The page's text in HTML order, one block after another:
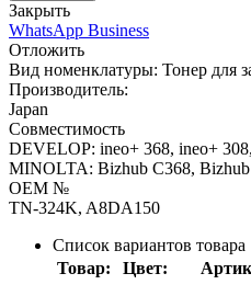
Закрыть
WhatsApp Business
Отложить
Вид номенклатуры: Тонер для
Производитель:
Japan
Совместимость
DEVELOP: ineo+ 368, ineo+
MINOLTA: Bizhub C368,
OEM №
TN-324K, A8DA150
Список вариантов товара
Товар:
Цвет: